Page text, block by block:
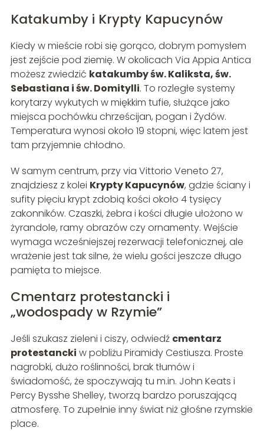
Katakumby i Krypty Kapucynów
Kiedy w mieście robi się gorąco, dobrym pomysłem
jest zejście pod ziemię. W okolicach Via Appia Antica
możesz zwiedzić katakumby św. Kaliksta, św.
Sebastiana i św. Domitylli. To rozległe systemy
korytarzy wykutych w miękkim tufie, służące jako
miejsca pochówku chrześcijan, pogan i Żydów.
Temperatura wynosi około 19 stopni, więc latem jest
tam przyjemnie chłodno.
W samym centrum, przy via Vittorio Veneto 27,
znajdziesz z kolei Krypty Kapucynów, gdzie ściany i
sufity pięciu krypt zdobią kości około 4 tysięcy
zakonników. Czaszki, żebra i kości długie ułożono w
żyrandole, ramy obrazów czy ornamenty. Wejście
wymaga wcześniejszej rezerwacji telefonicznej, ale
wrażenie jest tak silne, że wielu gości jeszcze długo
pamięta to miejsce.
Cmentarz protestancki i
„wodospady w Rzymie”
Jeśli szukasz zieleni i ciszy, odwiedź cmentarz
protestancki w pobliżu Piramidy Cestiusza. Proste
nagrobki, dużo roślinności, brak tłumów i
świadomość, że spoczywają tu m.in. John Keats i
Percy Bysshe Shelley, tworzą bardzo poruszającą
atmosferę. To zupełnie inny świat niż głośne rzymskie
place.